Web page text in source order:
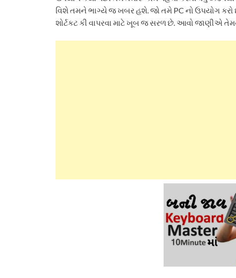
વિશે તમને ભાગ્યે જ ખબર હશે. જો તમે PC નો ઉપયોગ
શોર્ટકટ કી વાપરવા માટે ખૂબ જ સરળ છે. આવો જાણીએ